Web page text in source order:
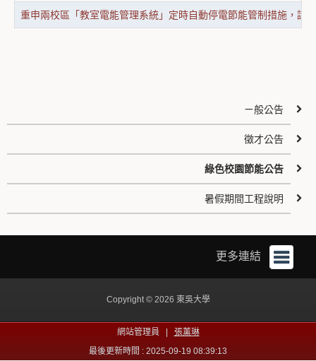
重申兩校區「教室電能管理系統」定時自動停電節能管制措施，請
ㄧ般公告
徵才公告
綠色校園節能公告
暑假期間工程說明
更多連結
Copyright © 2026 東吳大學
網站管理員 | 張薰琳
最後更新時間 : 2025-09-19 08:39:13